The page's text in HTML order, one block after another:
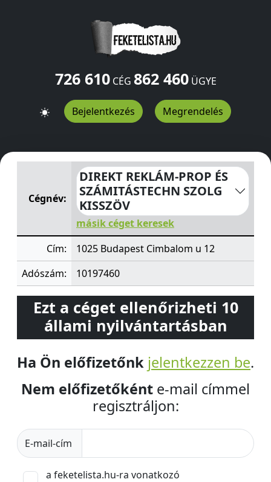
726 610CÉG 862 460ÜGYE
Bejelentkezés Megrendelés
DIREKT REKLÁM-PROP ÉS SZÁMITÁSTECHN SZOLG
Cégnév:
DIREKT REKLÁM-PROP ÉS
SZÁMITÁSTECHN SZOLG
KISSZÖV
másik céget keresek
Cím:
1025 Budapest Cimbalom u 12
Adószám:
10197460
Ezt a céget ellenőrizheti 10
állami nyilvántartásban
Ha Ön előfizetőnk jelentkezzen be.
Nem előfizetőként e-mail címmel
regisztráljon:
E-mail-cím
a feketelista.hu-ra vonatkozó